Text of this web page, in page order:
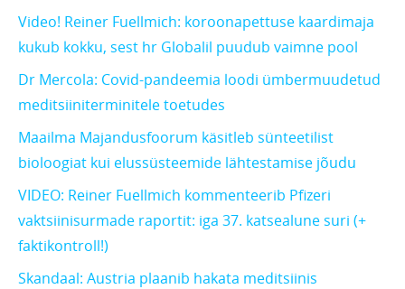
Video! Reiner Fuellmich: koroonapettuse kaardimaja
kukub kokku, sest hr Globalil puudub vaimne pool
Dr Mercola: Covid-pandeemia loodi ümbermuudetud
meditsiiniterminitele toetudes
Maailma Majandusfoorum käsitleb sünteetilist
bioloogiat kui elussüsteemide lähtestamise jõudu
VIDEO: Reiner Fuellmich kommenteerib Pfizeri
vaktsiinisurmade raportit: iga 37. katsealune suri (+
faktikontroll!)
Skandaal: Austria plaanib hakata meditsiinis